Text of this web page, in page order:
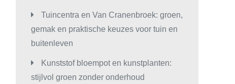
Tuincentra en Van Cranenbroek: groen,
gemak en praktische keuzes voor tuin en
buitenleven
Kunststof bloempot en kunstplanten:
stijlvol groen zonder onderhoud